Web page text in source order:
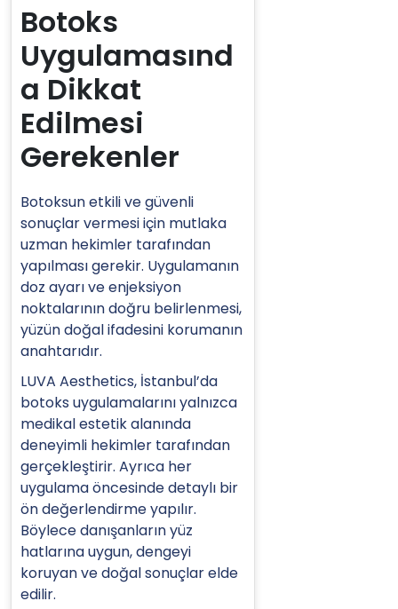
Botoks
Uygulamasınd
a Dikkat
Edilmesi
Gerekenler
Botoksun etkili ve güvenli
sonuçlar vermesi için mutlaka
uzman hekimler tarafından
yapılması gerekir. Uygulamanın
doz ayarı ve enjeksiyon
noktalarının doğru belirlenmesi,
yüzün doğal ifadesini korumanın
anahtarıdır.
LUVA Aesthetics, İstanbul’da
botoks uygulamalarını yalnızca
medikal estetik alanında
deneyimli hekimler tarafından
gerçekleştirir. Ayrıca her
uygulama öncesinde detaylı bir
ön değerlendirme yapılır.
Böylece danışanların yüz
hatlarına uygun, dengeyi
koruyan ve doğal sonuçlar elde
edilir.